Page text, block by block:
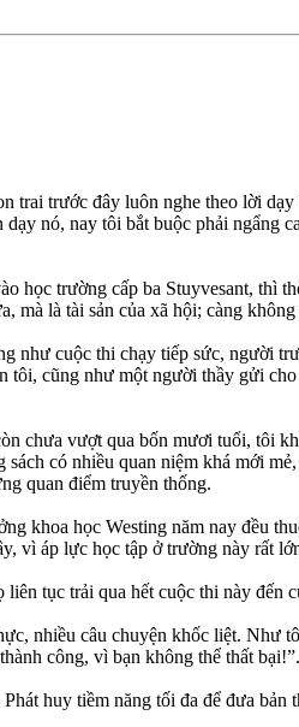
trước đây luôn nghe theo lời
nó, nay tôi bắt buộc phải
học trường cấp ba Stuyvesant, thì
là tài sản của xã hội; càng
cuộc thi chạy tiếp sức, người
cũng như một người thầy gửi
chưa vượt qua bốn mươi tuổi, tôi
có nhiều quan niệm khá mới
quan điểm truyền thống.
khoa học Westing năm nay đều
áp lực học tập ở trường này rất
tục trải qua hết cuộc thi này đến
nhiều câu chuyện khốc liệt.
công, vì bạn không thể thất bại!”.
huy tiềm năng tối đa để đưa